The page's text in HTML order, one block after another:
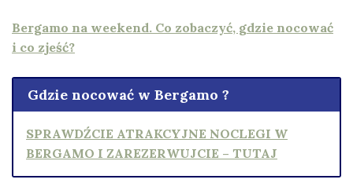
Bergamo na weekend. Co zobaczyć, gdzie nocować
i co zjeść?
Gdzie nocować w Bergamo ?
SPRAWDŹCIE ATRAKCYJNE NOCLEGI W
BERGAMO I ZAREZERWUJCIE – TUTAJ